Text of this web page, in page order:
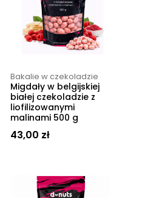
Bakalie w czekoladzie
Migdały w belgijskiej
białej czekoladzie z
liofilizowanymi
malinami 500 g
43,00 zł